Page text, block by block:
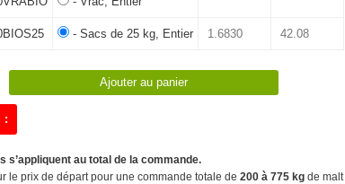
- Sacs de 25 kg, Entier
:
s’appliquent au total de la commande.
le prix de départ pour une commande totale de 200 à 775 kg de malt